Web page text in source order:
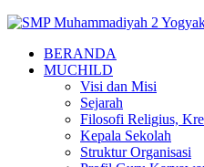
BERANDA
MUCHILD
Visi dan Misi
Sejarah
Filosofi Religius,
Kepala Sekolah
Struktur Organisasi